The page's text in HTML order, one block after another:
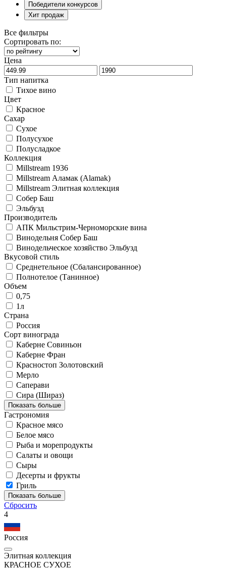
Победители конкурсов
Хит продаж
Все фильтры
Сортировать по:
Цена
Тип напитка
Тихое вино
Цвет
Красное
Сахар
Сухое
Полусухое
Полусладкое
Коллекция
Millstream 1936
Millstream Аламак (Alamak)
Millstream Элитная коллекция
Собер Баш
Эльбузд
Производитель
АПК Мильстрим-Черноморские вина
Винодельня Собер Баш
Винодельческое хозяйство Эльбузд
Вкусовой стиль
Среднетельное (Сбалансированное)
Полнотелое (Танинное)
Объем
0,75
1л
Страна
Россия
Сорт винограда
Каберне Совиньон
Каберне Фран
Красностоп Золотовский
Мерло
Саперави
Сира (Шираз)
Показать больше
Гастрономия
Красное мясо
Белое мясо
Рыба и морепродукты
Салаты и овощи
Сыры
Десерты и фрукты
Гриль
Показать больше
Сбросить
4
Россия
Элитная коллекция
КРАСНОЕ СУХОЕ